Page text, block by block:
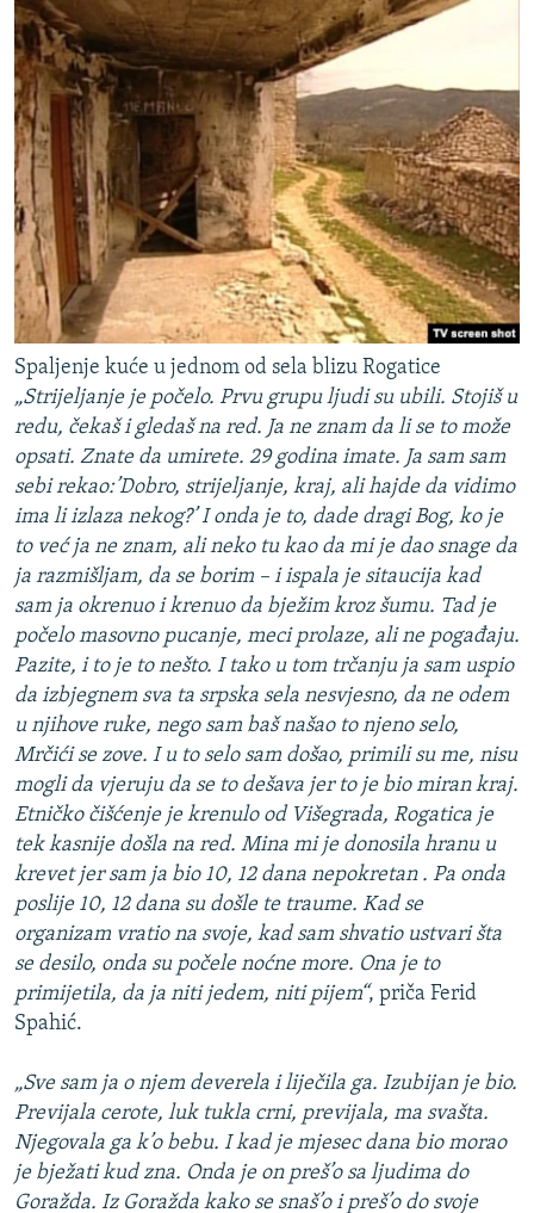
Spaljenje kuće u jednom od sela blizu Rogatice
„Strijeljanje je počelo. Prvu grupu ljudi su ubili. Stojiš u
redu, čekaš i gledaš na red. Ja ne znam da li se to može
opsati. Znate da umirete. 29 godina imate. Ja sam sam
sebi rekao:’Dobro, strijeljanje, kraj, ali hajde da vidimo
ima li izlaza nekog?’ I onda je to, dade dragi Bog, ko je
to već ja ne znam, ali neko tu kao da mi je dao snage da
ja razmišljam, da se borim – i ispala je sitaucija kad
sam ja okrenuo i krenuo da bježim kroz šumu. Tad je
počelo masovno pucanje, meci prolaze, ali ne pogađaju.
Pazite, i to je to nešto. I tako u tom trčanju ja sam uspio
da izbjegnem sva ta srpska sela nesvjesno, da ne odem
u njihove ruke, nego sam baš našao to njeno selo,
Mrčići se zove. I u to selo sam došao, primili su me, nisu
mogli da vjeruju da se to dešava jer to je bio miran kraj.
Etničko čišćenje je krenulo od Višegrada, Rogatica je
tek kasnije došla na red. Mina mi je donosila hranu u
krevet jer sam ja bio 10, 12 dana nepokretan . Pa onda
poslije 10, 12 dana su došle te traume. Kad se
organizam vratio na svoje, kad sam shvatio ustvari šta
se desilo, onda su počele noćne more. Ona je to
primijetila, da ja niti jedem, niti pijem“, priča Ferid
Spahić.
„Sve sam ja o njem deverela i liječila ga. Izubijan je bio.
Previjala cerote, luk tukla crni, previjala, ma svašta.
Njegovala ga k’o bebu. I kad je mjesec dana bio morao
je bježati kud zna. Onda je on preš’o sa ljudima do
Goražda. Iz Goražda kako se snaš’o i preš’o do svoje